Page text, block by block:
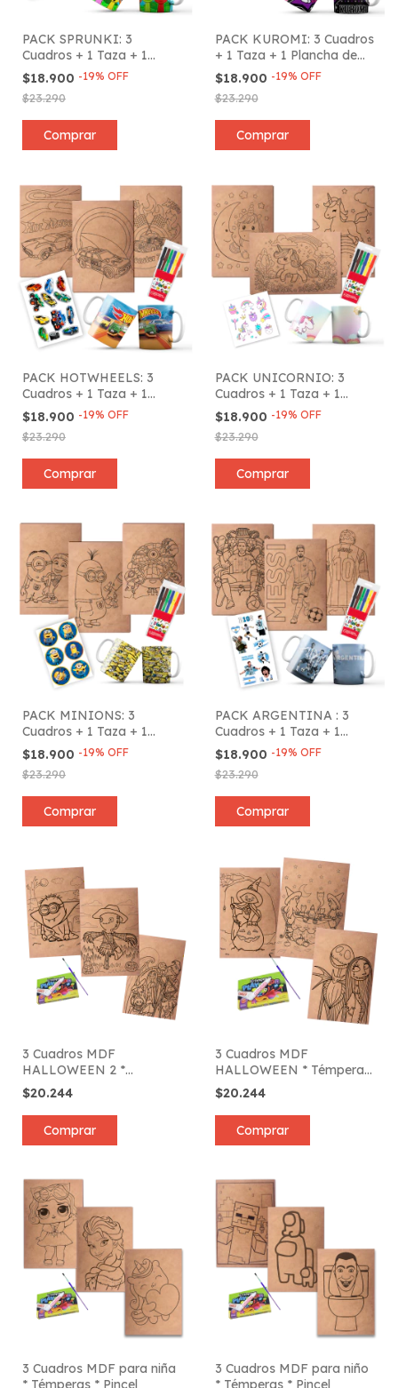
PACK SPRUNKI: 3
Cuadros + 1 Taza + 1
Plancha de Stickers + 6
Marcadores
$18.900 -19% OFF
$23.290
PACK KUROMI: 3 Cuadros
+ 1 Taza + 1 Plancha de
Stickers + 6 Marcadores
$18.900 -19% OFF
$23.290
PACK HOTWHEELS: 3
Cuadros + 1 Taza + 1
Plancha de Stickers + 6
Marcadores
$18.900 -19% OFF
$23.290
PACK UNICORNIO: 3
Cuadros + 1 Taza + 1
Plancha de Stickers + 6
Marcadores
$18.900 -19% OFF
$23.290
PACK MINIONS: 3
Cuadros + 1 Taza + 1
Plancha de Stickers + 6
Marcadores
$18.900 -19% OFF
$23.290
PACK ARGENTINA : 3
Cuadros + 1 Taza + 1
Plancha de Stickers + 6
Marcadores
$18.900 -19% OFF
$23.290
3 Cuadros MDF
HALLOWEEN 2 *
Témperas * Pincel
$20.244
Comprar
3 Cuadros MDF
HALLOWEEN * Témperas
* Pincel
$20.244
Comprar
3 Cuadros MDF para niña
* Témperas * Pincel
3 Cuadros MDF para niño
* Témperas * Pincel